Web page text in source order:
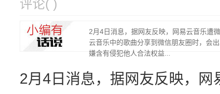
评论( )
2月4日消息，据网友反映，网易云音乐遭
云音乐中的歌曲分享到微信朋友圈时，会
嫌含有侵犯他人合法权益...
2月4日消息，据网友反映，